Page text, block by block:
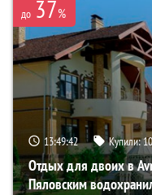
до 37%
13:49:41 Купили:10
Отдых для двоих в
Пяловским